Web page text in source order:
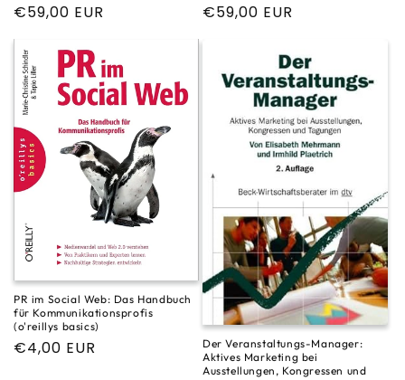
Normaler
€59,00 EUR
Normaler
€59,00 EUR
PR im Social Web: Das Handbuch
für Kommunikationsprofis
(o'reillys basics)
Normaler
€4,00 EUR
Der Veranstaltungs-Manager:
Aktives Marketing bei
Ausstellungen, Kongressen und